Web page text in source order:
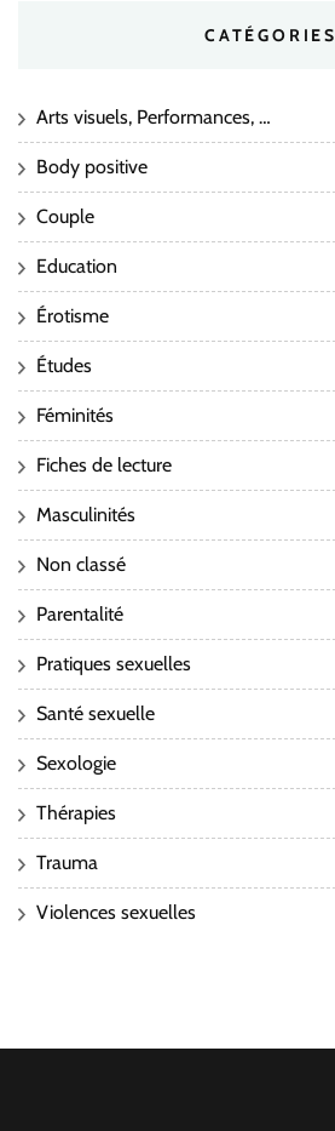
CATÉGORIES
Arts visuels, Performances, …
Body positive
Couple
Education
Érotisme
Études
Féminités
Fiches de lecture
Masculinités
Non classé
Parentalité
Pratiques sexuelles
Santé sexuelle
Sexologie
Thérapies
Trauma
Violences sexuelles